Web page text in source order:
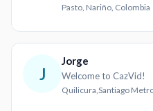
Pasto, Nariño, Colombia
J
Jorge
Welcome to CazVid!
Quilicura,Santiago